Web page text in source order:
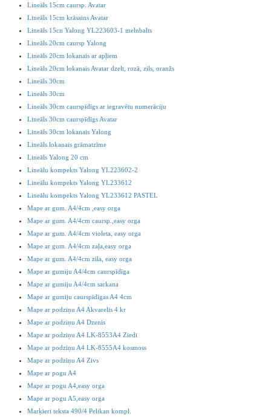
Lineāls 15cm caursp. Avatar
Lineāls 15cm krāsains Avatar
Lineāls 15cn Yalong YL223603-1 melnbalts
Lineāls 20cm caursp Yalong
Lineāls 20cm lokanais ar apļiem
Lineāls 20cm lokanais Avatar dzelt, rozā, zils, oranžs
Lineāls 30cm
Lineāls 30cm
Lineāls 30cm caurspīdīgs ar iegravētu numerāciju
Lineāls 30cm caurspīdīgs Avatar
Lineāls 30cm lokanais Yalong
Lineāls lokanais grāmatzīme
Lineāls Yalong 20 cm
Lineālu kompekts Yalong YL223602-2
Lineālu kompekts Yalong YL233612
Lineālu kompekts Yalong YL233612 PASTEL
Mape ar gum. A4/4cm ,easy orga
Mape ar gum. A4/4cm caursp.,easy orga
Mape ar gum. A4/4cm violeta, easy orga
Mape ar gum. A4/4cm zaļa,easy orga
Mape ar gum. A4/4cm zila, easy orga
Mape ar gumiju A4/4cm caurspīdīga
Mape ar gumiju A4/4cm sarkana
Mape ar gumiju caurspīdīgas A4 4cm
Mape ar podziņu A4 Akvarelis 4 kr
Mape ar podziņu A4 Dzenis
Mape ar podziņu A4 LK-8553A4 Ziedi
Mape ar podziņu A4 LK-8555A4 kosmoss
Mape ar podziņu A4 Zivs
Mape ar pogu A4
Mape ar pogu A4,easy orga
Mape ar pogu A5,easy orga
Marķieri teksta 490/4 Pelikan kompl.